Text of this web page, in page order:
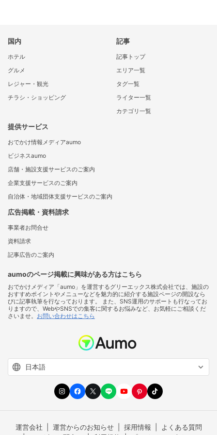
国内
ホテル
グルメ
レジャー・観光
チラシ・ショッピング
記事
記事トップ
エリア一覧
タグ一覧
ライター一覧
カテゴリ一覧
提供サービス
おでかけ情報メディアaumo
ビジネスaumo
店舗・施設支援サービスのご案内
企業支援サービスのご案内
自治体・地域団体支援サービスのご案内
広告掲載・資料請求
事業者お問合せ
資料請求
記事広告のご案内
aumoのページ掲載に興味がある方はこちら
おでかけメディア「aumo」を運営するグリーエックス株式会社では、施設の
おすすめポイントやメニューなどを魅力的に紹介する施設ページの開設なら
びに記事執筆を行なっております。 また、SNS運用のサポートも行なってお
りますので、WebやSNSでの集客に関するお悩みなど、お気軽にご相談くだ
さいませ。 お問い合わせはこちら
運営会社 運営からのお知らせ 採用情報
よくある質問